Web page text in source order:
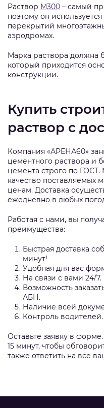
Раствор М300 – самый
поэтому он
перекрытий
аэродромах.
Марка раствора должна
который приходится
конструкции.
Купить
раствор с
Компания «АРЕНА60»
цементного раствора и
цемента строго по
качество поставляемых
ценам. Доставка
ежедневно в любых
Работая с нами, вы
преимущества:
Быстрая доставка
минут!
Удобная для вас
На связи с вами 24/7.
Возможность
АБН.
Наличие всей
Контроль водителей.
Оставьте заявку в
15 минут, чтобы
также ответить на все